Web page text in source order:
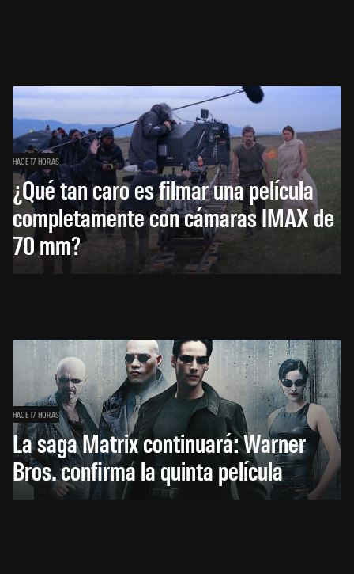
HACE 17 HORAS
¿Qué tan caro es filmar una película
completamente con cámaras IMAX de
70 mm?
HACE 17 HORAS
La saga Matrix continuará: Warner
Bros. confirma la quinta película